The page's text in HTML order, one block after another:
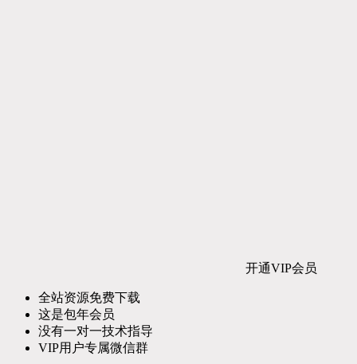
开通VIP会员
全站资源免费下载
这是包年会员
没有一对一技术指导
VIP用户专属微信群